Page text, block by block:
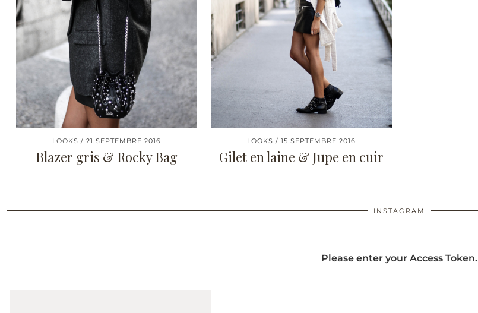
LOOKS 21 SEPTEMBRE 2016
Blazer gris & Rocky Bag
LOOKS 15 SEPTEMBRE 2016
Gilet en laine & Jupe en cuir
INSTAGRAM
Please enter your Access Token.